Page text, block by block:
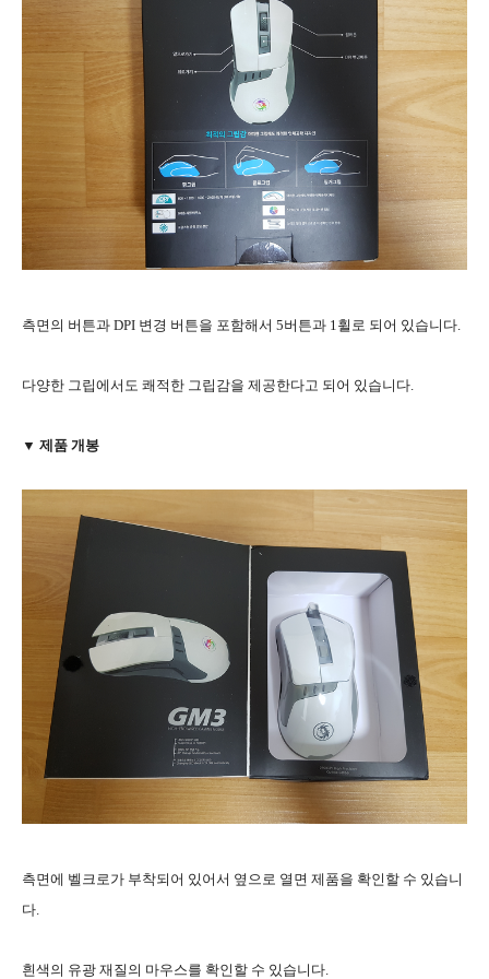
측면의 버튼과 DPI 변경 버튼을 포함해서 5버튼과 1휠로 되어 있습니다.
다양한 그립에서도 쾌적한 그립감을 제공한다고 되어 있습니다.
▼ 제품 개봉
측면에 벨크로가 부착되어 있어서 옆으로 열면 제품을 확인할 수 있습니
다.
흰색의 유광 재질의 마우스를 확인할 수 있습니다.